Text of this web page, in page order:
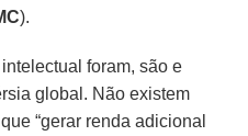
).
foram, são e
global. Não existem
“gerar renda adicional